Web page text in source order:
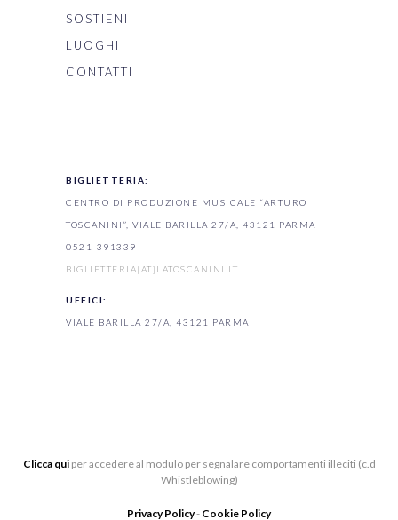
SOSTIENI
LUOGHI
CONTATTI
BIGLIETTERIA:
CENTRO DI PRODUZIONE MUSICALE “ARTURO
TOSCANINI”, VIALE BARILLA 27/A, 43121 PARMA
0521-391339
BIGLIETTERIA[AT]LATOSCANINI.IT
UFFICI:
VIALE BARILLA 27/A, 43121 PARMA
Clicca quiper accedere al modulo per segnalare comportamenti illeciti (c.d
Whistleblowing)
Privacy Policy- Cookie Policy